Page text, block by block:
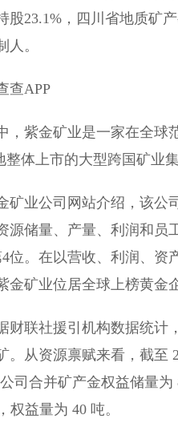
股23.1%，四川省地质矿
人。
查APP
，紫金矿业是一家在全球
整体上市的大型跨国矿业集
矿业公司网站介绍，该公
源储量、产量、利润和员
位。在以营收、利润、资
金矿业位居全球上榜黄金
财联社援引机构数据统计
。从资源禀赋来看，截至
司合并矿产金权益储量
权益量为 40 吨。